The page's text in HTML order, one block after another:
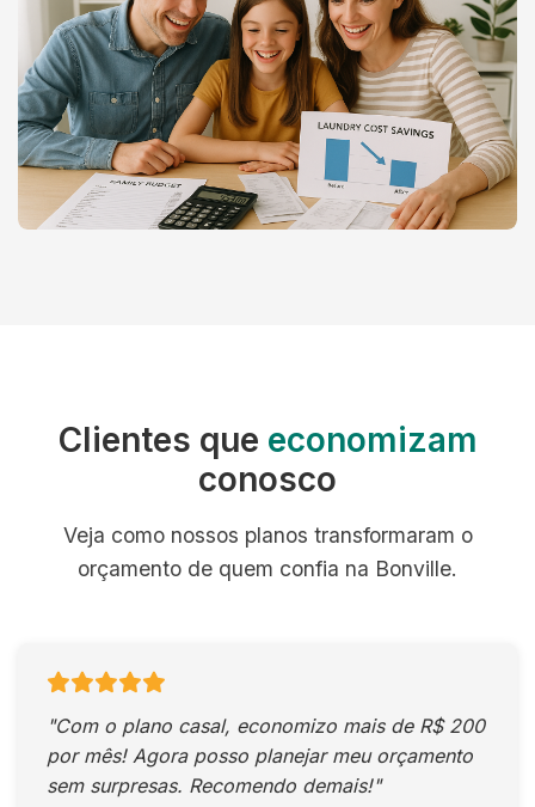
Clientes que economizam
conosco
Veja como nossos planos transformaram o
orçamento de quem confia na Bonville.
"Com o plano casal, economizo mais de R$ 200
por mês! Agora posso planejar meu orçamento
sem surpresas. Recomendo demais!"